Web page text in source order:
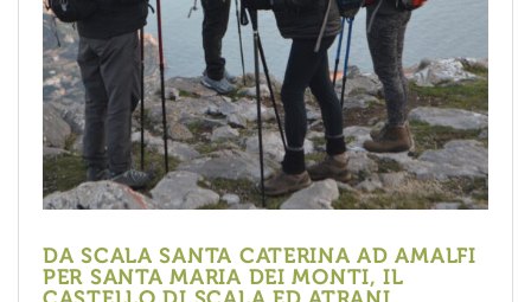
DA SCALA SANTA CATERINA AD AMALFI
PER SANTA MARIA DEI MONTI, IL